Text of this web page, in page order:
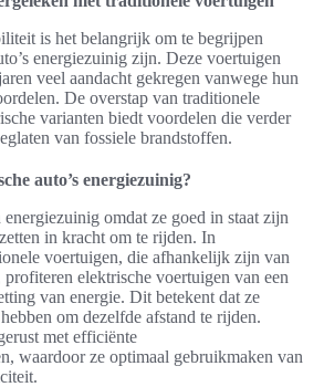
is het belangrijk om te begrijpen
energiezuinig zijn. Deze voertuigen
veel aandacht gekregen vanwege hun
De overstap van traditionele
varianten biedt voordelen die verder
van fossiele brandstoffen.
auto’s energiezuinig?
energiezuinig omdat ze goed in staat zijn
in kracht om te rijden. In
voertuigen, die afhankelijk zijn van
elektrische voertuigen van een
van energie. Dit betekent dat ze
om dezelfde afstand te rijden.
met efficiënte
waardoor ze optimaal gebruikmaken van